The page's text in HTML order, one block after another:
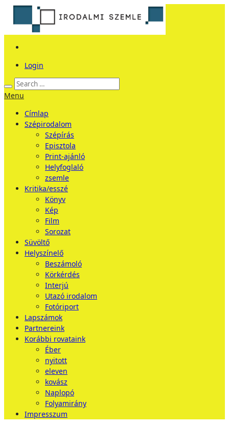
Login
Menu
Címlap
Szépirodalom
Szépírás
Episztola
Print-ajánló
Helyfoglaló
zsemle
Kritika/esszé
Könyv
Kép
Film
Sorozat
Süvöltő
Helyszínelő
Beszámoló
Körkérdés
Interjú
Utazó irodalom
Fotóriport
Lapszámok
Partnereink
Korábbi rovataink
Éber
nyitott
eleven
kovász
Naplopó
Folyamirány
Impresszum